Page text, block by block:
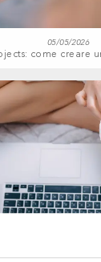
05/05/2026
come creare